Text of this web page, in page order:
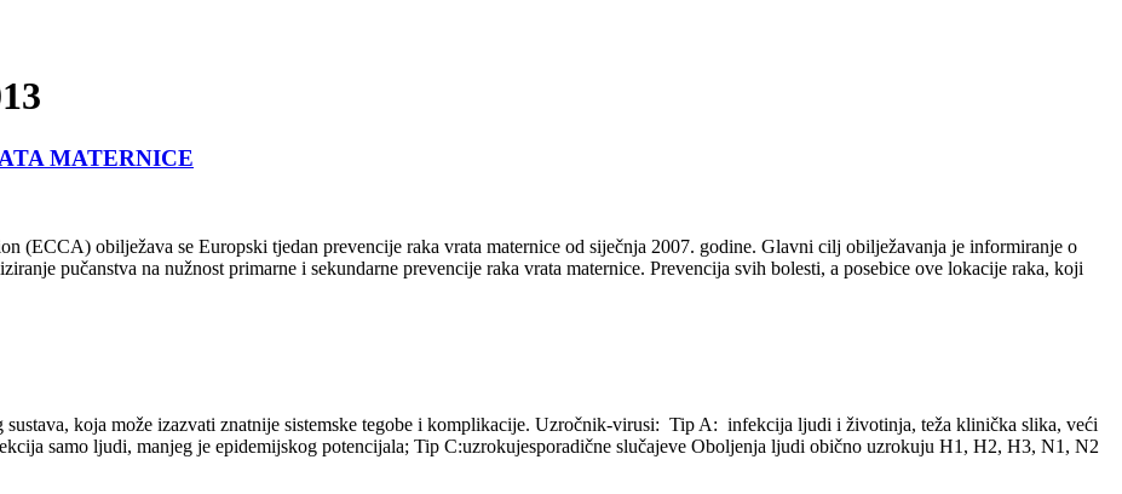
MATERNICE
(ECCA) obilježava se Europski tjedan prevencije raka vrata maternice od siječnja 2007. godine. Glavni cilj obilježavanja je informiranje o
pučanstva na nužnost primarne i sekundarne prevencije raka vrata maternice. Prevencija svih bolesti, a posebice ove lokacije raka, koji
koja može izazvati znatnije sistemske tegobe i komplikacije. Uzročnik-virusi: Tip A: infekcija ljudi i životinja, teža klinička slika, veći
samo ljudi, manjeg je epidemijskog potencijala; Tip C:uzrokujesporadične slučajeve Oboljenja ljudi obično uzrokuju H1, H2, H3, N1, N2